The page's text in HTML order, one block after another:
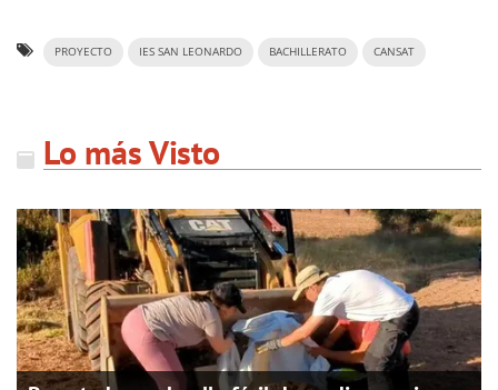
PROYECTO IES SAN LEONARDO BACHILLERATO CANSAT
Lo más Visto